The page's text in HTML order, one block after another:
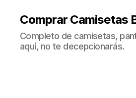
Comprar Camisetas
Completo de camisetas,
aquí, no te decepcionarás.